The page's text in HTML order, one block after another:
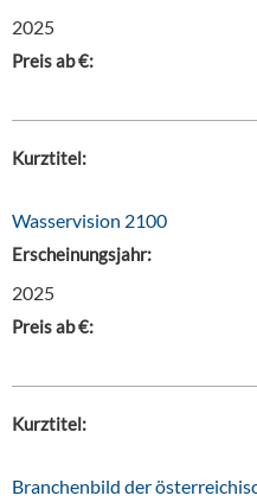
2025
Preis ab €:
Kurztitel:
Wasservision 2100
Erscheinungsjahr:
2025
Preis ab €:
Kurztitel:
Branchenbild der